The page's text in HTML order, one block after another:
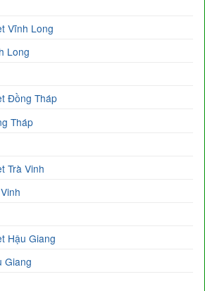
Vĩnh Long
Long
Đồng Tháp
Tháp
Trà Vinh
Hậu Giang
Giang